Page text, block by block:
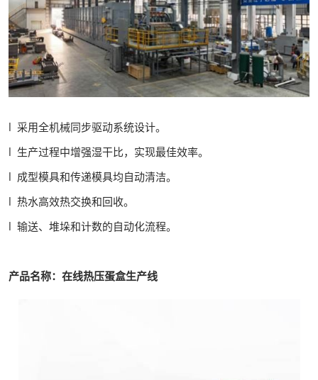
l 采用全机械同步驱动系统设计。
l 生产过程中增强湿干比，实现最佳效率。
l 成型模具和传递模具均自动清洁。
l 热水高效热交换和回收。
l 输送、堆垛和计数的自动化流程。
产品名称：在线热压蛋盒生产线